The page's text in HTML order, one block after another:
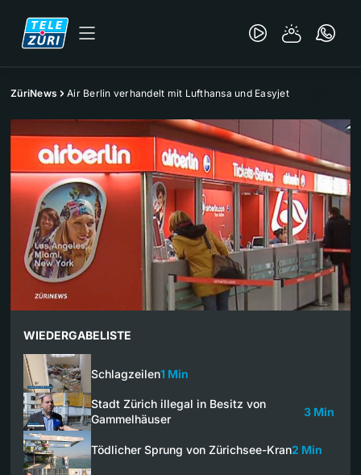
ZüriNews Air Berlin verhandelt mit Lufthansa und Easyjet
WIEDERGABELISTE
Schlagzeilen1 Min
Stadt Zürich illegal in Besitz von
Gammelhäuser
3 Min
Tödlicher Sprung von Zürichsee-Kran2 Min